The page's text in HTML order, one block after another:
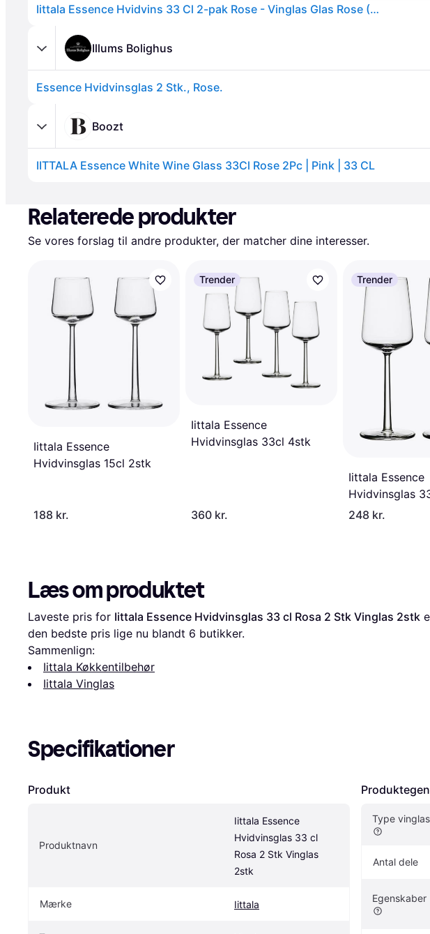
Iittala Essence Hvidvins 33 Cl 2-pak Rose - Vinglas Glas Rose (Pink) - 1084105.
Illums Bolighus
Essence Hvidvinsglas 2 Stk., Rose.
Boozt
IITTALA Essence White Wine Glass 33Cl Rose 2Pc | Pink | 33 CL
Relaterede produkter
Se vores forslag til andre produkter, der matcher dine interesser.
Iittala Essence
Hvidvinsglas 15cl 2stk
188 kr.
Trender
Iittala Essence
Hvidvinsglas 33cl 4stk
360 kr.
Trender
Iittala Essence
Hvidvinsglas
248 kr.
Læs om produktet
Laveste pris for Iittala Essence Hvidvinsglas 33 cl Rosa 2 Stk Vinglas 2stk
den bedste pris lige nu blandt 6 butikker.
Sammenlign:
Iittala Køkkentilbehør
Iittala Vinglas
Specifikationer
Produkt
Produktnavn
Iittala Essence
Hvidvinsglas 33 cl
Rosa 2 Stk Vinglas
2stk
Mærke Iittala
Type vinglas
Antal dele
Egenskaber